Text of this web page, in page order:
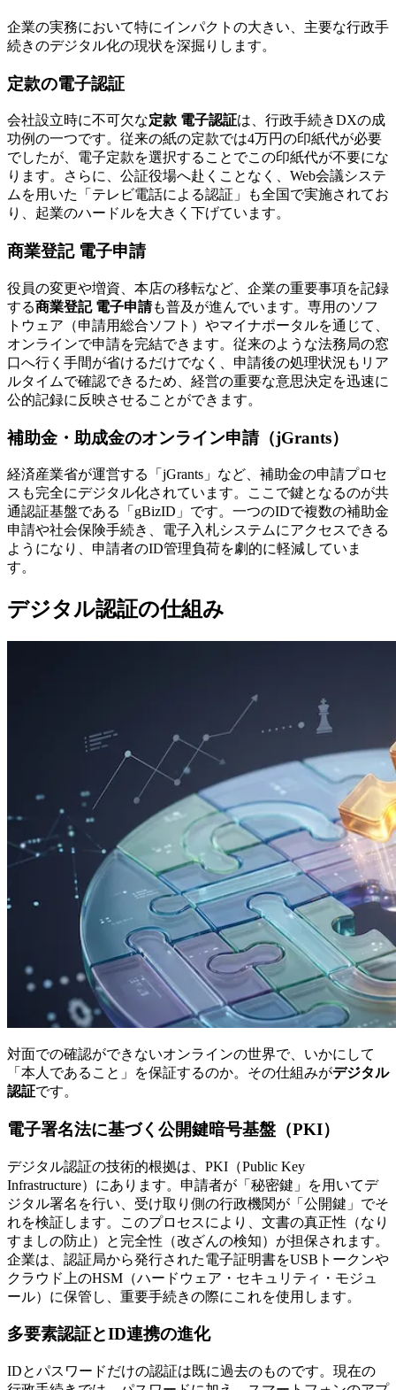
企業の実務において特にインパクトの大きい、主要な行政手
続きのデジタル化の現状を深掘りします。
定款の電子認証
会社設立時に不可欠な定款 電子認証は、行政手続きDXの成
功例の一つです。従来の紙の定款では4万円の印紙代が必要
でしたが、電子定款を選択することでこの印紙代が不要にな
ります。さらに、公証役場へ赴くことなく、Web会議システ
ムを用いた「テレビ電話による認証」も全国で実施されてお
り、起業のハードルを大きく下げています。
商業登記 電子申請
役員の変更や増資、本店の移転など、企業の重要事項を記録
する商業登記 電子申請も普及が進んでいます。専用のソフ
トウェア（申請用総合ソフト）やマイナポータルを通じて、
オンラインで申請を完結できます。従来のような法務局の窓
口へ行く手間が省けるだけでなく、申請後の処理状況もリア
ルタイムで確認できるため、経営の重要な意思決定を迅速に
公的記録に反映させることができます。
補助金・助成金のオンライン申請（jGrants）
経済産業省が運営する「jGrants」など、補助金の申請プロセ
スも完全にデジタル化されています。ここで鍵となるのが共
通認証基盤である「gBizID」です。一つのIDで複数の補助金
申請や社会保険手続き、電子入札システムにアクセスできる
ようになり、申請者のID管理負荷を劇的に軽減していま
す。
デジタル認証の仕組み
対面での確認ができないオンラインの世界で、いかにして
「本人であること」を保証するのか。その仕組みがデジタル
認証です。
電子署名法に基づく公開鍵暗号基盤（PKI）
デジタル認証の技術的根拠は、PKI（Public Key
Infrastructure）にあります。申請者が「秘密鍵」を用いてデ
ジタル署名を行い、受け取り側の行政機関が「公開鍵」でそ
れを検証します。このプロセスにより、文書の真正性（なり
すましの防止）と完全性（改ざんの検知）が担保されます。
企業は、認証局から発行された電子証明書をUSBトークンや
クラウド上のHSM（ハードウェア・セキュリティ・モジュ
ール）に保管し、重要手続きの際にこれを使用します。
多要素認証とID連携の進化
IDとパスワードだけの認証は既に過去のものです。現在の